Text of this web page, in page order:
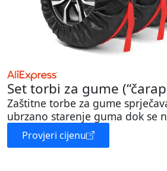
Set torbi za gume
Zaštitne torbe za gume
ubrzano starenje guma dok se
Provjeri cijenu